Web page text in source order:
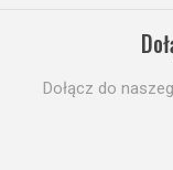
Dołącz do